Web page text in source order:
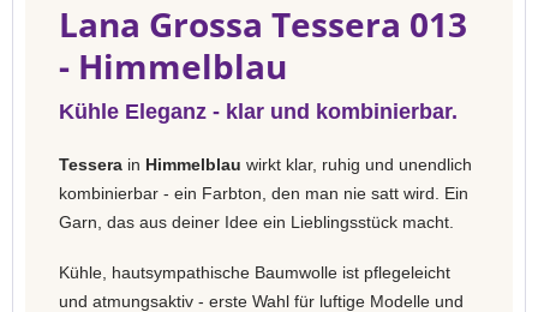
Lana Grossa Tessera 013
- Himmelblau
Kühle Eleganz - klar und kombinierbar.
Tessera in Himmelblau wirkt klar, ruhig und unendlich
kombinierbar - ein Farbton, den man nie satt wird. Ein
Garn, das aus deiner Idee ein Lieblingsstück macht.
Kühle, hautsympathische Baumwolle ist pflegeleicht
und atmungsaktiv - erste Wahl für luftige Modelle und